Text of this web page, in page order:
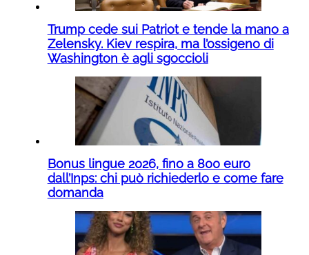
Trump cede sui Patriot e tende la mano a
Zelensky. Kiev respira, ma l’ossigeno di
Washington è agli sgoccioli
Bonus lingue 2026, fino a 800 euro
dall’Inps: chi può richiederlo e come fare
domanda